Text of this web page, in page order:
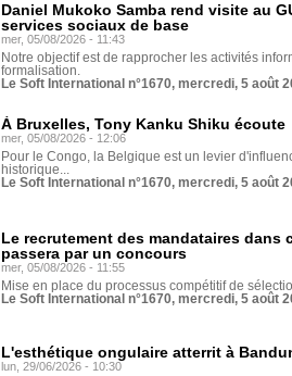
Daniel Mukoko Samba rend visite au
services sociaux de base
mer, 05/08/2026 - 11:43
Notre objectif est de rapprocher les activités
formalisation.
Le Soft International n°1670, mercredi, 5 août
À Bruxelles, Tony Kanku Shiku écoute
mer, 05/08/2026 - 12:06
Pour le Congo, la Belgique est un levier
historique...
Le Soft International n°1670, mercredi, 5 août
Le recrutement des mandataires
passera par un concours
mer, 05/08/2026 - 11:55
Mise en place du processus compétitif de
Le Soft International n°1670, mercredi, 5 août
L'esthétique ongulaire atterrit à
lun, 29/06/2026 - 10:30